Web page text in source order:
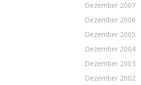
Dezember 2007
Dezember 2006
Dezember 2005
Dezember 2004
Dezember 2003
Dezember 2002